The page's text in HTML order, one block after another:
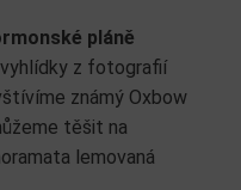
pláně
vyhlídky z fotografií
známý Oxbow
těšit na
lemovaná